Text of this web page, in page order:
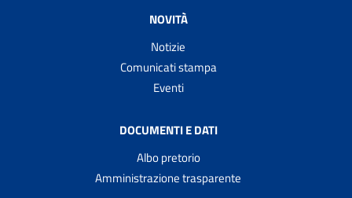
NOVITÀ
Notizie
Comunicati stampa
Eventi
DOCUMENTI E DATI
Albo pretorio
Amministrazione trasparente